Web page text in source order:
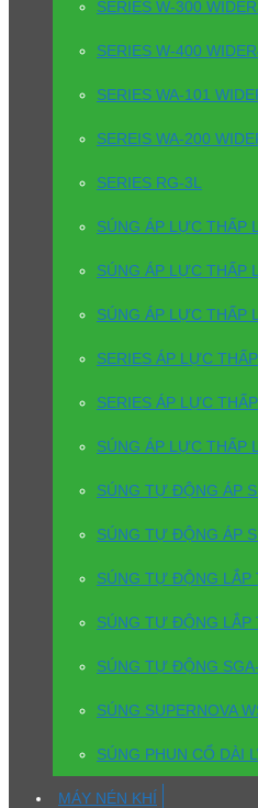
SERIES W-300
SERIES W-400
SERIES WA-101
SEREIS WA-200
SERIES RG-3L
SÚNG ÁP LỰC THẤP
SÚNG ÁP LỰC THẤP
SÚNG ÁP LỰC THẤP
SERIES ÁP LỰC
SERIES ÁP LỰC
SÚNG ÁP LỰC THẤP
SÚNG TỰ ĐỘNG ÁP
SÚNG TỰ ĐỘNG ÁP
SÚNG TỰ ĐỘNG LẮP
SÚNG TỰ ĐỘNG LẮP
SÚNG TỰ ĐỘNG
SÚNG SUPERNOVA
SÚNG PHUN CỔ DÀI
MÁY NÉN KHÍ